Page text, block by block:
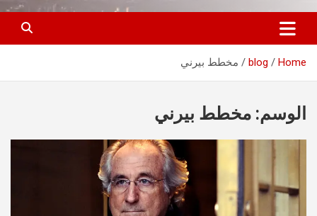
كواليس المال
اخبار اقتصاد فلسطين و العالم و تقارير اسواق المال و العملات
Home
blog مخطط بيرني
الوسم: مخطط بيرني